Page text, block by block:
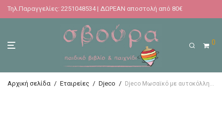
Τηλ.Παραγγελίες: 2251048534 | ΔΩΡΕΑΝ αποστολή από 80€
0
Αρχική σελίδα / Εταιρείες / Djeco / Djeco Μωσαϊκό με αυτοκόλλητα μεταλλικό εφέ Δεινόσαυροι